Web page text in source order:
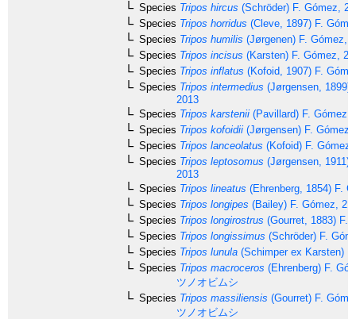
Species Tripos hircus (Schröder) F. Gómez,
Species Tripos horridus (Cleve, 1897) F.
Species Tripos humilis (Jørgenen) F. Gómez,
Species Tripos incisus (Karsten) F. Gómez,
Species Tripos inflatus (Kofoid, 1907) F.
Species Tripos intermedius (Jørgensen, 1899)
2013
Species Tripos karstenii (Pavillard) F. Gómez,
Species Tripos kofoidii (Jørgensen) F. Gómez,
Species Tripos lanceolatus (Kofoid) F. Gómez,
Species Tripos leptosomus (Jørgensen, 1911)
2013
Species Tripos lineatus (Ehrenberg, 1854) F.
Species Tripos longipes (Bailey) F. Gómez,
Species Tripos longirostrus (Gourret, 1883) F.
Species Tripos longissimus (Schröder) F.
Species Tripos lunula (Schimper ex Karsten)
Species Tripos macroceros (Ehrenberg) F.
ツノオビムシ
Species Tripos massiliensis (Gourret) F.
ツノオビムシ